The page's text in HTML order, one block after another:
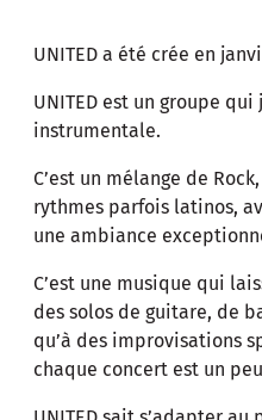
UNITED a été crée en
UNITED est un groupe
instrumentale.
C’est un mélange de
rythmes parfois latinos,
une ambiance
C’est une musique qui
des solos de guitare, de
qu’à des improvisations
chaque concert est un